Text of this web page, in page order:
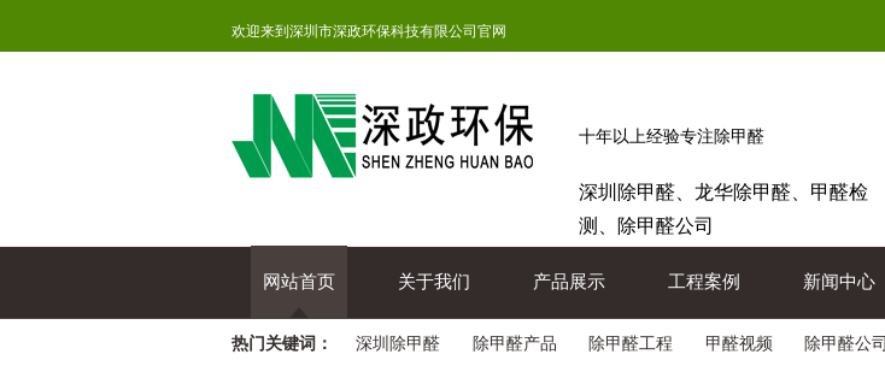
欢迎来到深圳市深政环保科技有限公司官网
十年以上经验专注除甲醛
深圳除甲醛、龙华除甲醛、甲醛检
测、除甲醛公司
网站首页 关于我们 产品展示 工程案例 新闻中心
热门关键词： 深圳除甲醛 除甲醛产品 除甲醛工程 甲醛视频 除甲醛公司